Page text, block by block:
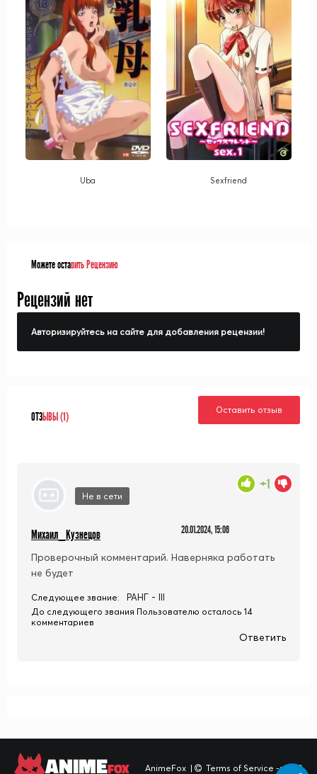
Uba Sexfriend
Можете оставить Рецензию
Рецензий нет
Авторизируйтесь на сайте для добавления рецензии!
ОТЗЫВЫ (1)
Оставить отзыв
Не в сети
Михаил_Кузнецов 20.01.2024, 15:06
Проверочный комментарий. Наверняка работать
не будет
+1
Следующее звание: РАНГ - III
До следующего звания Пользователю осталось 14
комментариев
Ответить
ANIMEFOX AnimeFox | Terms of Service -> TOS